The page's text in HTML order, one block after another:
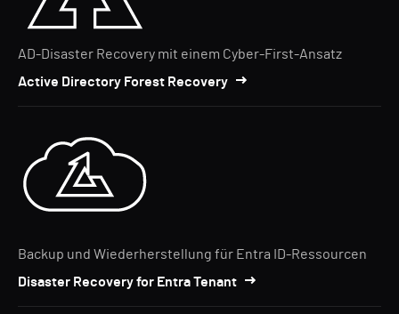
AD-Disaster Recovery mit einem Cyber-First-Ansatz
Active Directory Forest Recovery
Backup und Wiederherstellung für Entra ID-Ressourcen
Disaster Recovery for Entra Tenant